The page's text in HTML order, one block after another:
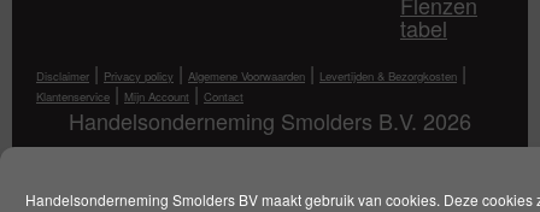
Handelsonderneming Smolders BV maakt gebruik van cookies. Deze cookies
tabel
Disclaimer | Privacy policy | Algemene Voorwaarden | Levertijden & Bezorgkosten |
Klantenservice | Mijn Account | Contact
Handelsonderneming Smolders B.V. 2026